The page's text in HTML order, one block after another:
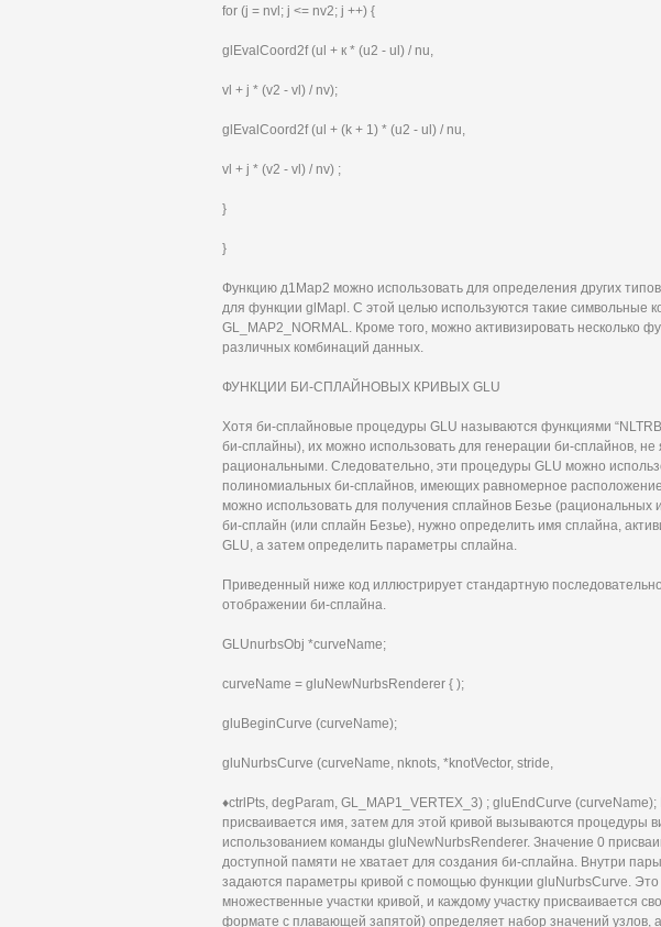
for (j = nvl; j <= nv2; j ++) {
glEvalCoord2f (ul + к * (u2 - ul) / nu,
vl + j * (v2 - vl) / nv);
glEvalCoord2f (ul + (k + 1) * (u2 - ul) / nu,
vl + j * (v2 - vl) / nv) ;
}
}
Функцию д1Мар2 можно использовать для определения других
для функции glMapl. С этой целью используются такие символьные
GL_MAP2_NORMAL. Кроме того, можно активизировать несколько
различных комбинаций данных.
ФУНКЦИИ БИ-СПЛАЙНОВЫХ КРИВЫХ GLU
Хотя би-сплайновые процедуры GLU называются функциями
би-сплайны), их можно использовать для генерации би-сплайнов,
рациональными. Следовательно, эти процедуры GLU можно
полиномиальных би-сплайнов, имеющих равномерное
можно использовать для получения сплайнов Безье
би-сплайн (или сплайн Безье), нужно определить имя сплайна,
GLU, а затем определить параметры сплайна.
Приведенный ниже код иллюстрирует стандартную
отображении би-сплайна.
GLUnurbsObj *curveName;
curveName = gluNewNurbsRenderer { );
gluBeginCurve (curveName);
gluNurbsCurve (curveName, nknots, *knotVector, stride,
♦ctrlPts, degParam, GL_MAP1_VERTEX_3) ; gluEndCurve (curveName);
присваивается имя, затем для этой кривой вызываются процедуры
использованием команды gluNewNurbsRenderer. Значение 0
доступной памяти не хватает для создания би-сплайна. Внутри
задаются параметры кривой с помощью функции gluNurbsCurve. Это
множественные участки кривой, и каждому участку присваивается
формате с плавающей запятой) определяет набор значений узлов,